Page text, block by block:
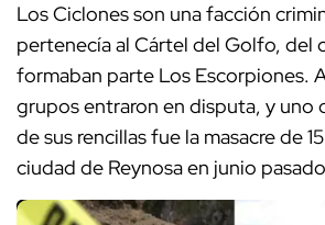
Los Ciclones son una facción
pertenecía al Cártel del Golfo, del
formaban parte Los Escorpiones.
grupos entraron en disputa, y uno
de sus rencillas fue la masacre de
ciudad de Reynosa en junio